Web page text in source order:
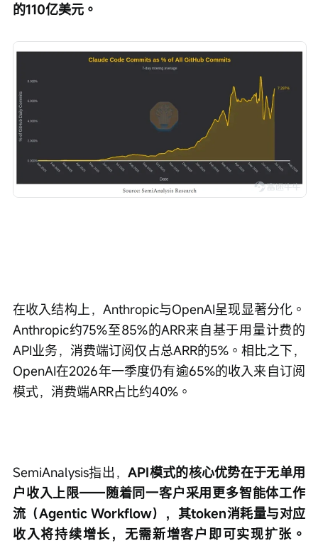
的110亿美元。
在收入结构上，Anthropic与OpenAI呈现显著分化。
Anthropic约75%至85%的ARR来自基于用量计费的
API业务，消费端订阅仅占总ARR的5%。相比之下，
OpenAI在2026年一季度仍有逾65%的收入来自订阅
模式，消费端ARR占比约40%。
SemiAnalysis指出，API模式的核心优势在于无单用
户收入上限——随着同一客户采用更多智能体工作
流（Agentic Workflow），其token消耗量与对应
收入将持续增长，无需新增客户即可实现扩张。